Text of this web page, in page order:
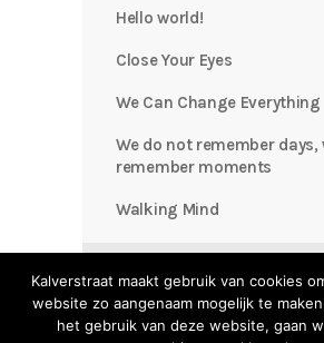
Hello world!
Close Your Eyes
We Can Change Everything
We do not remember days,
remember moments
Walking Mind
Recente reacties
Kalverstraat maakt gebruik van cookies
website zo aangenaam mogelijk te
het gebruik van deze website, gaan